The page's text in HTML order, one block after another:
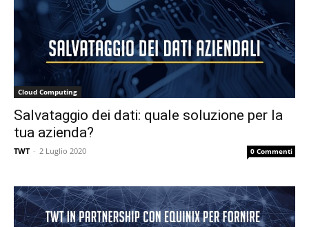
Cloud Computing
Salvataggio dei dati: quale soluzione per la
tua azienda?
TWT - 2 Luglio 2020 0 Commenti